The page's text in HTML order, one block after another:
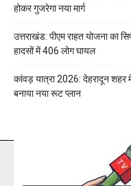
होकर गुजरेगा नया मार्ग
उत्तराखंड: पीएम राहत योजना का
हादसों में 406 लोग घायल
कांवड़ यात्रा 2026: देहरादून
बनाया नया रूट प्लान